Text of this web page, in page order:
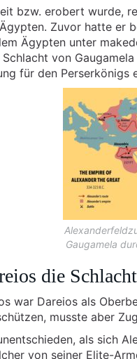
bzw. erobert wurde,
Zuvor hatte er
Ägypten unter
von
für den Perserkönigs
Gaugamela
die
war Dareios als
musste aber
als sich
von seiner Elite-